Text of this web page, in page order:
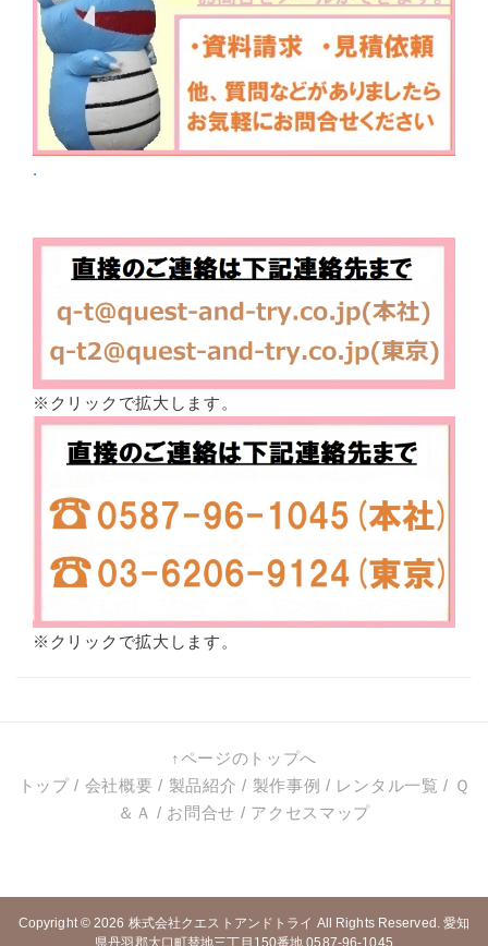
.
※クリックで拡大します。
※クリックで拡大します。
↑ページのトップへ
トップ/ 会社概要 / 製品紹介 / 製作事例 / レンタル一覧 / Ｑ
＆Ａ / お問合せ / アクセスマップ
Copyright © 2026 株式会社クエストアンドトライ All Rights Reserved. 愛知